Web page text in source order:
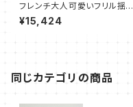
フレンチ大人可愛いフリル揺れ
るキャミワンピース フレアロン
グ
¥15,424
同じカテゴリの商品